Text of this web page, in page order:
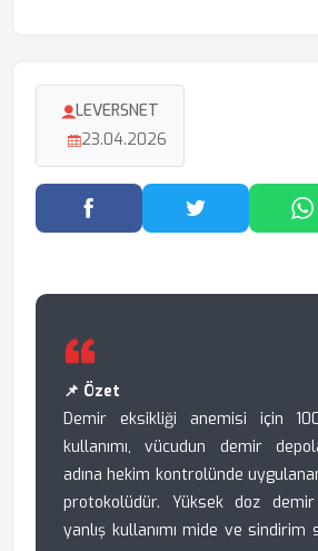
LEVERSNET
23.04.2026
Facebook'ta Paylaş
Twitter'da
📌 Özet
Demir eksikliği anemisi için
kullanımı, vücudun demir
adına hekim kontrolünde
protokolüdür. Yüksek doz demir
yanlış kullanımı mide ve sindirim